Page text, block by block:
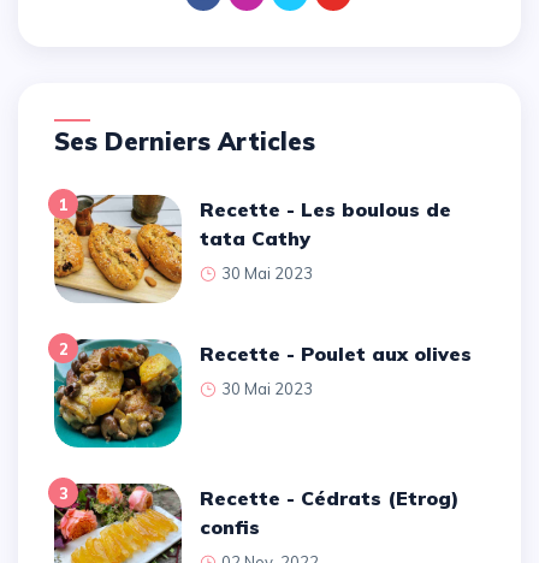
Ses Derniers Articles
1
Recette - Les boulous de
tata Cathy
30 Mai 2023
2 Recette - Poulet aux olives
30 Mai 2023
3
Recette - Cédrats (Etrog)
confis